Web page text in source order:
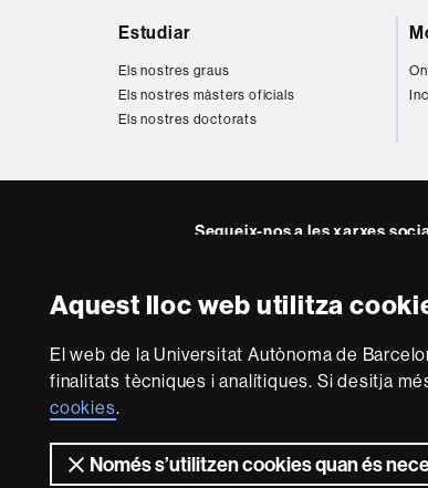
Aquest lloc web utilitza
El web de la Universitat Autònoma de
finalitats tècniques i analítiques. Si desitja
cookies.
Només s’utilitzen cookies quan és
Estudiar
Els nostres graus
Els nostres màsters oficials
Els nostres doctorats
Segueix-nos a les xarxes
Sobre
aquest
web